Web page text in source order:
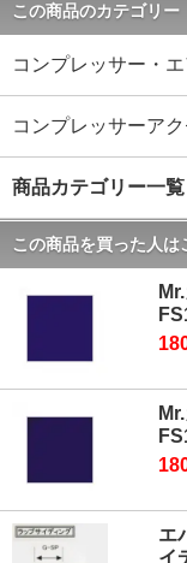
この商品のカテゴリー
コンプレッサー・
コンプレッサーア
商品カテゴリー一覧
この商品を買った人
エ
イ